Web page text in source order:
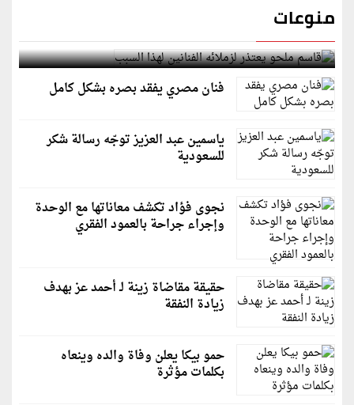
منوعات
قاسم ملحو يعتذر لزملائه الفنانين لهذا السبب
فنان مصري يفقد بصره بشكل كامل
ياسمين عبد العزيز توجّه رسالة شكر
للسعودية
نجوى فؤاد تكشف معاناتها مع الوحدة
وإجراء جراحة بالعمود الفقري
حقيقة مقاضاة زينة لـ أحمد عز بهدف
زيادة النفقة
حمو بيكا يعلن وفاة والده وينعاه
بكلمات مؤثرة